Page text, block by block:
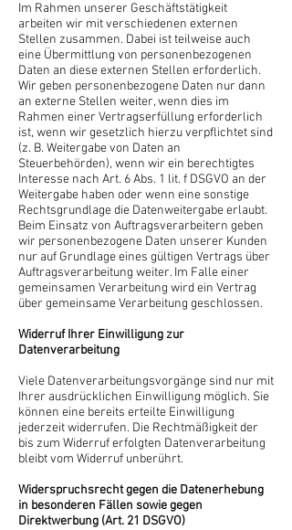
Im Rahmen unserer Geschäftstätigkeit
arbeiten wir mit verschiedenen externen
Stellen zusammen. Dabei ist teilweise auch
eine Übermittlung von personenbezogenen
Daten an diese externen Stellen erforderlich.
Wir geben personenbezogene Daten nur dann
an externe Stellen weiter, wenn dies im
Rahmen einer Vertragserfüllung erforderlich
ist, wenn wir gesetzlich hierzu verpflichtet sind
(z. B. Weitergabe von Daten an
Steuerbehörden), wenn wir ein berechtigtes
Interesse nach Art. 6 Abs. 1 lit. f DSGVO an der
Weitergabe haben oder wenn eine sonstige
Rechtsgrundlage die Datenweitergabe erlaubt.
Beim Einsatz von Auftragsverarbeitern geben
wir personenbezogene Daten unserer Kunden
nur auf Grundlage eines gültigen Vertrags über
Auftragsverarbeitung weiter. Im Falle einer
gemeinsamen Verarbeitung wird ein Vertrag
über gemeinsame Verarbeitung geschlossen.
Widerruf Ihrer Einwilligung zur
Datenverarbeitung
Viele Datenverarbeitungsvorgänge sind nur mit
Ihrer ausdrücklichen Einwilligung möglich. Sie
können eine bereits erteilte Einwilligung
jederzeit widerrufen. Die Rechtmäßigkeit der
bis zum Widerruf erfolgten Datenverarbeitung
bleibt vom Widerruf unberührt.
Widerspruchsrecht gegen die Datenerhebung
in besonderen Fällen sowie gegen
Direktwerbung (Art. 21 DSGVO)